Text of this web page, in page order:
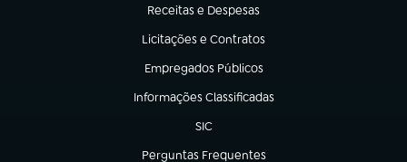
Receitas e Despesas
(abre em nova aba)
Licitações e Contratos
(abre em nova aba)
Empregados Públicos
(abre em nova aba)
Informações Classificadas
(abre em nova aba)
SIC
(abre em nova aba)
Perguntas Frequentes